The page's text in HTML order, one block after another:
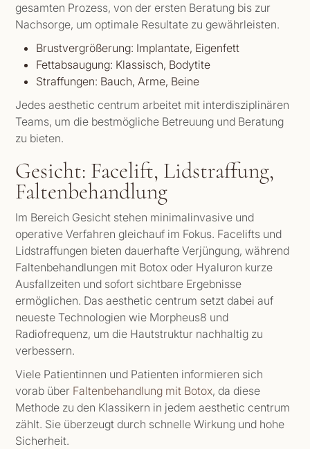
gesamten Prozess, von der ersten Beratung bis zur
Nachsorge, um optimale Resultate zu gewährleisten.
Brustvergrößerung: Implantate, Eigenfett
Fettabsaugung: Klassisch, Bodytite
Straffungen: Bauch, Arme, Beine
Jedes aesthetic centrum arbeitet mit interdisziplinären
Teams, um die bestmögliche Betreuung und Beratung
zu bieten.
Gesicht: Facelift, Lidstraffung,
Faltenbehandlung
Im Bereich Gesicht stehen minimalinvasive und
operative Verfahren gleichauf im Fokus. Facelifts und
Lidstraffungen bieten dauerhafte Verjüngung, während
Faltenbehandlungen mit Botox oder Hyaluron kurze
Ausfallzeiten und sofort sichtbare Ergebnisse
ermöglichen. Das aesthetic centrum setzt dabei auf
neueste Technologien wie Morpheus8 und
Radiofrequenz, um die Hautstruktur nachhaltig zu
verbessern.
Viele Patientinnen und Patienten informieren sich
vorab über Faltenbehandlung mit Botox, da diese
Methode zu den Klassikern in jedem aesthetic centrum
zählt. Sie überzeugt durch schnelle Wirkung und hohe
Sicherheit.